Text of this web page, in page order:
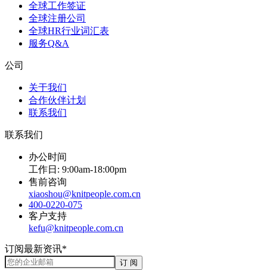
全球工作签证
全球注册公司
全球HR行业词汇表
服务Q&A
公司
关于我们
合作伙伴计划
联系我们
联系我们
办公时间
工作日: 9:00am-18:00pm
售前咨询
xiaoshou@knitpeople.com.cn
400-0220-075
客户支持
kefu@knitpeople.com.cn
订阅最新资讯*
订 阅